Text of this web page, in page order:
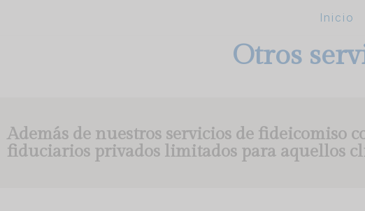
Inicio
Otros
Además de nuestros servicios de fideicomiso
fiduciarios privados limitados para aquellos